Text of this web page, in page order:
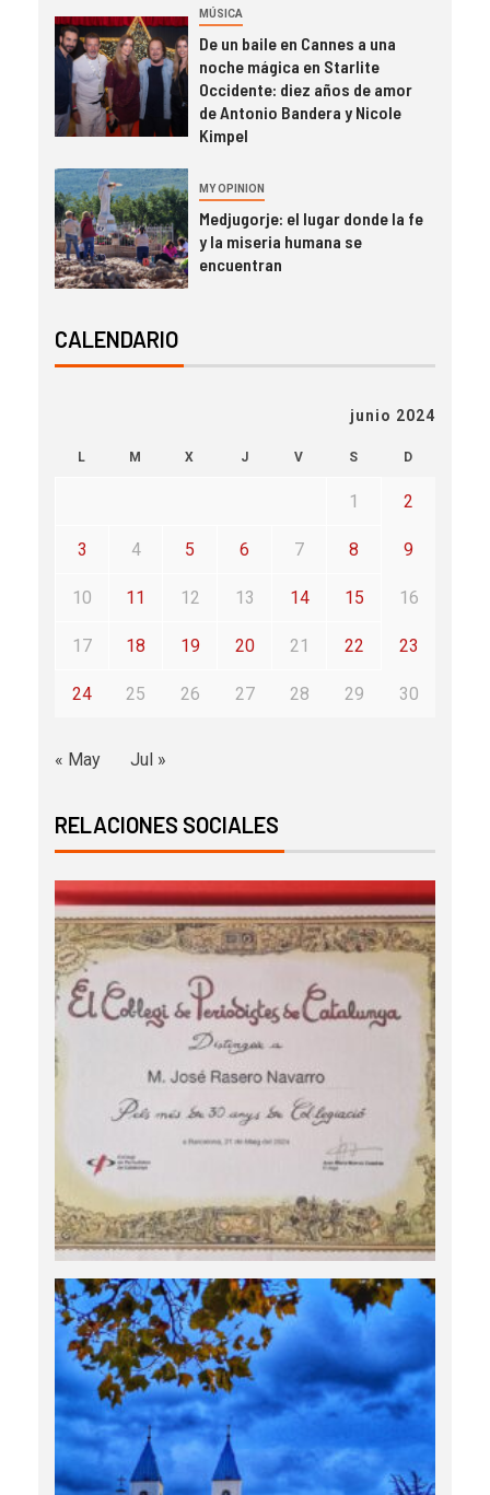
MÚSICA
De un baile en Cannes a una
noche mágica en Starlite
Occidente: diez años de amor
de Antonio Bandera y Nicole
Kimpel
MY OPINION
Medjugorje: el lugar donde la fe
y la miseria humana se
encuentran
CALENDARIO
junio 2024
L M X J V S D
1 2
3 4 5 6 7 8 9
10 11 12 13 14 15 16
17 18 19 20 21 22 23
24 25 26 27 28 29 30
« May Jul »
RELACIONES SOCIALES